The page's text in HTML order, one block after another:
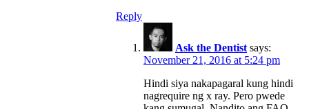
Reply
Ask the Dentist says:
November 21, 2016 at 5:24 pm
Hindi siya nakapagaral kung hindi
nagrequire ng x ray. Pero pwede